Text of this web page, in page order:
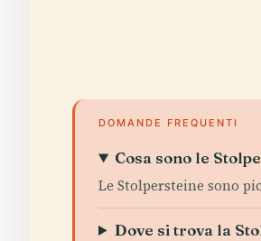
DOMANDE FREQUENTI
Cosa sono le
Le Stolpersteine sono
Dove si trova la